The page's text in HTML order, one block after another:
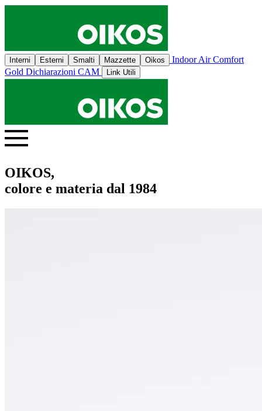
Interni Esterni Smalti Mazzette Oikos
Indoor Air Comfort
Gold Dichiarazioni CAM Link Utili
OIKOS,
colore e materia dal 1984